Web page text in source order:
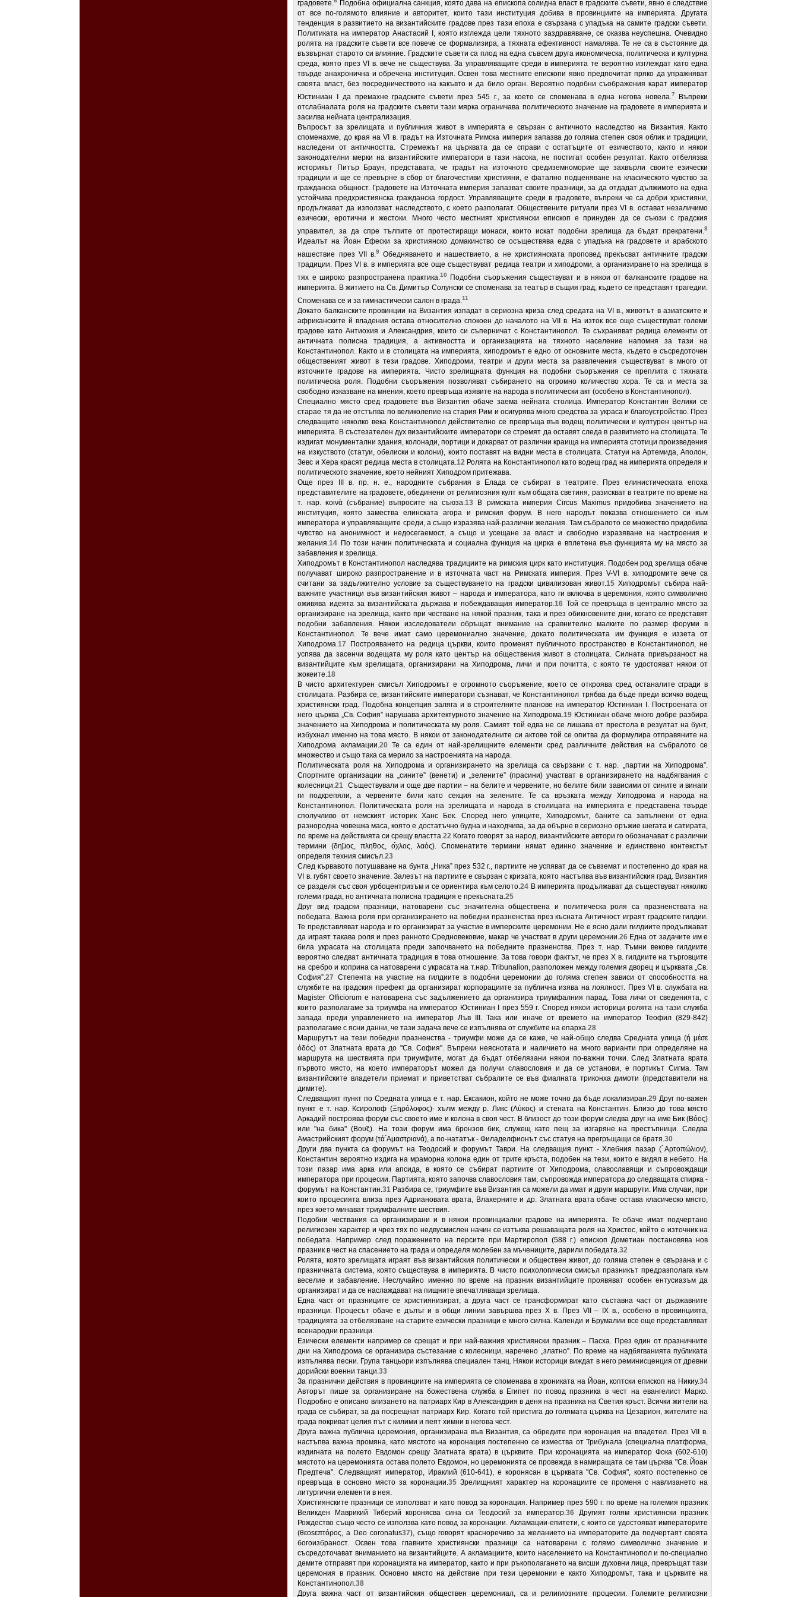
градовете.
Подобна официална санкция, която дава на епископа солидна власт в градските съвети, явно е следствие
от все по-голямото влияние и авторитет, които тази институция добива в провинциите на империята. Другата
тенденция в развитието на византийските градове през тази епоха е свързана с упадъка на самите градски съвети.
Политиката на император Анастасий I, която изглежда цели тяхното заздравяване, се оказва неуспешна. Очевидно
ролята на градските съвети все повече се формализира, а тяхната ефективност намалява. Те не са в състояние да
възвърнат старото си влияние. Градските съвети са плод на една съвсем друга икономическа, политическа и културна
среда, която през VI в. вече не съществува. За управляващите среди в империята те вероятно изглеждат като една
твърде анахронична и обречена институция. Освен това местните епископи явно предпочитат пряко да упражняват
своята власт, без посредничеството на какъвто и да било орган. Вероятно подобни съображения карат император
Юстиниан I да премахне градските съвети през 545 г., за което се споменава в една негова новела. 7 Въпреки
отслабналата роля на градските съвети тази мярка ограничава политическото значение на градовете в империята и
засилва нейната централизация.
Въпросът за зрелищата и публичния живот в империята е свързан с античното наследство на Византия. Както
споменахме, до края на VI в. градът на Източната Римска империя запазва до голяма степен своя облик и традиции,
наследени от античността. Стремежът на църквата да се справи с остатъците от езичеството, както и някои
законодателни мерки на византийските императори в тази насока, не постигат особен резултат. Както отбелязва
историкът Питър Браун, представата, че градът на източното средиземноморие ще захвърли своите езически
традиции и ще се превърне в сбор от благочестиви християни, е фатално подценяване на класическото чувство за
гражданска общност. Градовете на Източната империя запазват своите празници, за да отдадат дължимото на една
устойчива предхристиянска гражданска гордост. Управляващите среди в градовете, въпреки че са добри християни,
продължават да използват наследството, с което разполагат. Обществените ритуали през VI в. остават незаличимо
езически, еротични и жестоки. Много често местният християнски епископ е принуден да се съюзи с градския
управител, за да спре тълпите от протестиращи монаси, които искат подобни зрелища да бъдат прекратени.8
Идеалът на Йоан Ефески за християнско домакинство се осъществява едва с упадъка на градовете и арабското
нашествие през VII в. 9
Обедняването и нашествието, а не християнската проповед прекъсват античните градски
традиции. През VI в. в империята все още съществуват редица театри и хиподроми, а организирането на зрелища в
тях е широко разпространена практика. 10
Подобни съоръжения съществуват и в някои от балканските градове на
империята. В житието на Св. Димитър Солунски се споменава за театър в същия град, където се представят трагедии.
Споменава се и за гимнастически салон в града.11
Докато балканските провинции на Византия изпадат в сериозна криза след средата на VI в., животът в азиатските и
африканските й владения остава относително спокоен до началото на VII в. На изток все още съществуват големи
градове като Антиохия и Александрия, които си съперничат с Константинопол. Те съхраняват редица елементи от
античната полисна традиция, а активността и организацията на тяхното население напомня за тази на
Константинопол. Както и в столицата на империята, хиподромът е едно от основните места, където е съсредоточен
общественият живот в тези градове. Хиподроми, театри и други места за развлечения съществуват в много от
източните градове на империята. Чисто зрелищната функция на подобни съоръжения се преплита с тяхната
политическа роля. Подобни съоръжения позволяват събирането на огромно количество хора. Те са и места за
свободно изказване на мнения, което превръща изявите на народа в политически акт (особено в Константинопол).
Специално място сред градовете във Византия обаче заема нейната столица. Император Константин Велики се
старае тя да не отстъпва по великолепие на стария Рим и осигурява много средства за украса и благоустройство. През
следващите няколко века Константинопол действително се превръща във водещ политически и културен център на
империята. В състезателен дух византийските императори се стремят да оставят следа в развитието на столицата. Те
издигат монументални здания, колонади, портици и докарват от различни краища на империята стотици произведения
на изкуството (статуи, обелиски и колони), които поставят на видни места в столицата. Статуи на Артемида, Аполон,
Зевс и Хера красят редица места в столицата. 12 Ролята на Константинопол като водещ град на империята определя и
политическото значение, което нейният Хиподром притежава.
Още през III в. пр. н. е., народните събрания в Елада се събират в театрите. През елинистическата епоха
представителите на градовете, обединени от религиозния култ към общата светиня, разискват в театрите по време на
т. нар. κοινὰ (събрание) въпросите на съюза. 13 В римската империя Circus Maximus придобива значението на
институция, която замества елинската агора и римския форум. В него народът показва отношението си към
императора и управляващите среди, а също изразява най-различни желания. Там събралото се множество придобива
чувство на анонимност и недосегаемост, а също и усещане за власт и свободно изразяване на настроения и
желания. 14 По този начин политическата и социална функция на цирка е вплетена във функцията му на място за
забавления и зрелища.
Хиподромът в Константинопол наследява традициите на римския цирк като институция. Подобен род зрелища обаче
получават широко разпространение и в източната част на Римската империя. През V-VI в. хиподромите вече са
считани за задължително условие за съществуването на градски цивилизован живот. 15Хиподромът събира най-
важните участници във византийския живот – народа и императора, като ги включва в церемония, която символично
оживява идеята за византийската държава и побеждаващия император. 16 Той се превръща в централно място за
организиране на зрелища, както при честване на някой празник, така и през обикновените дни, когато се представят
подобни забавления. Някои изследователи обръщат внимание на сравнително малките по размер форуми в
Константинопол. Те вече имат само церемониaлно значение, докато политическата им функция е иззета от
Хиподрома. 17
Построяването на редица църкви, които променят публичното пространство в Константинопол, не
успява да засенчи водещата му роля като център на обществения живот в столицата. Силната привързаност на
византийците към зрелищата, организирани на Хиподрома, личи и при почитта, с която те удостояват някои от
жокеите. 18
В чисто архитектурен смисъл Хиподромът е огромното съоръжение, което се откроява сред останалите сгради в
столицата. Разбира се, византийските императори съзнават, че Константинопол трябва да бъде преди всичко водещ
християнски град. Подобна концепция заляга и в строителните планове на император Юстиниан I. Построената от
него църква „Св. София” нарушава архитектурното значение на Хиподрома. 19 Юстиниан обаче много добре разбира
значението на Хиподрома и политическата му роля. Самият той едва не се лишава от престола в резултат на бунт,
избухнал именно на това място. В някои от законодателните си актове той се опитва да формулира отправяните на
Хиподрома акламации. 20Те са един от най-зрелищните елементи сред различните действия на събралото се
множество и също така са мерило за настроенията на народа.
Политическата роля на Хиподрома и организирането на зрелища са свързани с т. нар. „партии на Хиподрома”.
Спортните организации на „сините” (венети) и „зелените” (прасини) участват в организирането на надбягвания с
колесници.21
Съществували и още две партии – на белите и червените, но белите били зависими от сините и винаги
ги подкрепяли, а червените били като секция на зелените. Те са връзката между Хиподрома и народа на
Константинопол. Политическата роля на зрелищата и народа в столицата на империята е представена твърде
сполучливо от немският историк Ханс Бек. Според него улиците, Хиподромът, баните са запълнени от една
разнородна човешка маса, която е достатъчно будна и находчива, за да обърне в сериозно оръжие шегата и сатирата,
по време на действията си срещу властта.22 Когато говорят за народ, византийските автори го обозначават с различни
термини (δη̃μος, πλη̃θος, ο̉́χλος, λαός). Споменатите термини нямат единно значение и единствено контекстът
определя техния смисъл.23
След кървавото потушаване на бунта „Ника” през 532 г., партиите нe успяват да се съвземат и постепенно до края на
VI в. губят своето значение. Залезът на партиите е свързан с кризата, която настъпва във византийския град. Византия
се разделя със своя урбоцентризъм и се ориентира към селото.24 В империята продължават да съществуват няколко
големи града, но античната полисна традиция е прекъсната.25
Друг вид градски празници, натоварени със значителна обществена и политическа роля са празненствата на
победата. Важна роля при организирането на победни празненства през късната Античност играят градските гилдии.
Те представляват народа и го организират за участие в имперските церемонии. Не е ясно дали гилдиите продължават
да играят такава роля и през ранното Средновековие, макар че участват в други церемонии. 26Една от задачите им е
била украсата на столицата преди започването на победните празненства. През т. нар. Тъмни векове гилдиите
вероятно следват античната традиция в това отношение. За това говори фактът, че през Х в. гилдиите на търговците
на сребро и коприна са натоварени с украсата на т.нар. Tribunalion, разположен между големия дворец и църквата „Св.
София”.27 Степента на участие на гилдиите в подобни церемонии до голяма степен зависи от способността на
службите на градския префект да организират корпорациите за публична изява на лоялност. През VI в. службата на
Magister Officiorum е натоварена със задължението да организира триумфалния парад. Това личи от сведенията, с
които разполагаме за триумфа на император Юстиниан I през 559 г. Според някои историци ролята на тази служба
запада преди управлението на император Лъв III. Taка или иначе от времето на император Теофил (829-842)
разполагаме с ясни данни, че тази задача вече се изпълнява от службите на епарха.28
Маршрутът на тези победни празненства - триумфи може да се каже, че най-общо следва Cредната улица (ή μέσε
όδός) от Златната врата до "Св. София". Въпреки неяснотата и наличието на много варианти при определяне на
маршрута на шествията при триумфите, могат да бъдат отбелязани някои по-важни точки. След Златната врата
първото място, на което императорът можел да получи славословия и да се установи, е портикът Сигма. Там
византийските владетели приемат и приветстват събралите се във фиалната триконха димоти (представители на
димите).
Следващият пункт по Средната улица e т. нар. Ексакион, който не може точно да бъде локализиран.29 Друг по-важен
пункт e т. нар. Ксиролоф (Ξηρόλοφος)- хълм между р. Ликс (Λύκος) и стената на Константин. Близо до това място
Аркадий построява форум със своето име и колона в своя чест. В близост до този форум следва друг на име Бик (Βόος)
или "на бика" (Βου̃ς). На този форум има бронзов бик, служещ като пещ за изгаряне на престъпници. Следва
Амастрийският форум (τά ̉Αμαστριανά), а по-нататък - Филаделфионът със статуя на прегръщащи се братя.30
Други два пункта са форумът на Теодосий и форумът Таври. На следващия пункт - Xлебния пазар ( ̉Αρτοπώλιον),
Константин вероятно издига на мраморна колона един от трите кръста, подобен на тези, които e видял в небето. На
този пазар има арка или апсида, в която се събират партиите от Хиподрома, славославящи и съпровождащи
императора при процесии. Партията, която започва славословия там, съпровожда императора до следващата спирка -
форумът на Константин. 31 Разбира се, триумфите във Византия ca можели да имат и други маршрути. Има случаи, при
които процесията влиза през Адриановата врата, Влахерните и др. Златната врата обаче остава класическо място,
през което минават триумфалните шествия.
Подобни чествания са организирани и в някои провинциални градове на империята. Те обаче имат подчертано
религиозен характер и чрез тях по недвусмислен начин се изтъква решаващата роля на Христос, който е източник на
победата. Например след поражението на персите при Мартиропол (588 г.) епископ Дометиан постановява нов
празник в чест на спасението на града и определя молебен за мъчениците, дарили победата.32
Ролята, която зрелищата играят във византийския политически и обществен живот, до голяма степен е свързана и с
празничната система, която съществува в империята. В чисто психологически смисъл празникът предразполага към
веселие и забавление. Неслучайно именно по време на празник византийците проявяват особен ентусиазъм да
организират и да се наслаждават на пищните впечатляващи зрелища.
Една част от празниците се християнизират, а друга част се трансформират като съставна част от държавните
празници. Процесът обаче е дълъг и в общи линии завършва през Х в. През VII – IX в., особено в провинцията,
традицията за отбелязване на старите езически празници е много силна. Календи и Брумалии все още представляват
всенародни празници.
Езически елементи например се срещат и при най-важния християнски празник – Пасха. През един от празничните
дни на Хиподрома се организира състезание с колесници, наречено „златно”. По време на надбягванията публиката
изпълнява песни. Група танцьори изпълнява специален танц. Някои историци виждат в него реминисценция от древни
дорийски военни танци.33
За празнични действия в провинциите на империята се споменава в хрониката на Йоан, коптски епископ на Никиу.34
Авторът пише за организиране на божествена служба в Египет по повод празника в чест на евангелист Марко.
Подробно е описано влизането на патриарх Кир в Александрия в деня на празника на Светия кръст. Всички жители на
града се събират, за да посрещнат патриарх Кир. Когато той пристига до голямата църква на Цезарион, жителите на
града покриват целия път с килими и пеят химни в негова чест.
Друга важна публична церемония, организирана във Византия, са обредите при коронация на владетел. През VII в.
настъпва важна промяна, като мястото на коронация постепенно се измества от Трибунала (специална платформа,
издигната на полето Евдомон срещу Златната врата) в църквите. При коронацията на император Фока (602-610)
мястото на церемонията остава полето Евдомон, но церемонията сe провежда в намиращата се там църква "Св. Йоан
Предтеча". Следващият император, Ираклий (610-641), e коронясан в църквата "Св. София", която постепенно се
превръща в основно място за коронации. 35Зрелищният характер на коронациите се променя с навлизането на
литургични елементи в нея.
Християнските празници се използват и като повод за коронация. Например през 590 г. по време на големия празник
Великден Маврикий Тиберий коронясва сина си Теодосий за император.36 Другият голям християнски празник
Рождество също често се използва като повод за коронации. Акламации-епитети, с които се удостояват императорите
(θεοsεπτόρος, a Deo coronatus37), също говорят красноречиво за желанието на императорите да подчертаят своята
богоизбраност. Освен това глaвните християнски празници са натоварени с голямо символично значение и
съсредоточават вниманието на византийците. А акламациите, които населението на Константинопол и по-специално
демите отправят при коронацията на император, както и при ръкополагането на висши духовни лица, превръщат тази
церемония в празник. Основно място на действие при тези церемонии е както Хиподромът, така и църквите на
Константинопол.38
Друга важна част от византийския обществен церемониал, са и религиозните процесии. Големите религиозни